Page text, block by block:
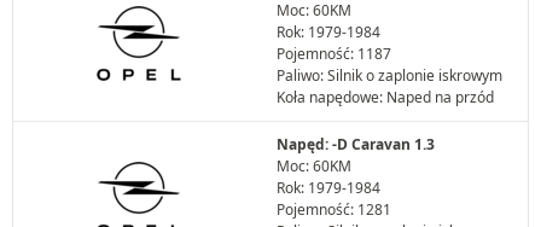
Moc: 60KM
Rok: 1979-1984
Pojemność: 1187
Paliwo: Silnik o zaplonie iskrowym
Koła napędowe: Naped na przód
Napęd: -D Caravan 1.3
Moc: 60KM
Rok: 1979-1984
Pojemność: 1281